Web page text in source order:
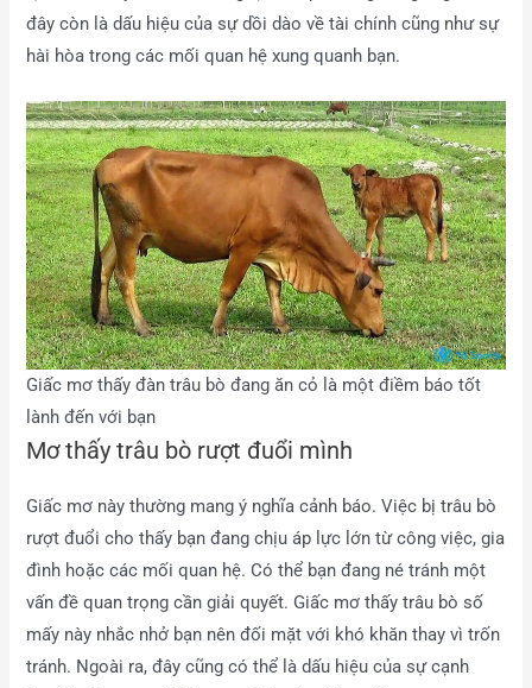
đây còn là dấu hiệu của sự dồi dào về tài chính cũng như sự
hài hòa trong các mối quan hệ xung quanh bạn.
Giấc mơ thấy đàn trâu bò đang ăn cỏ là một điềm báo tốt
lành đến với bạn
Mơ thấy trâu bò rượt đuổi mình
Giấc mơ này thường mang ý nghĩa cảnh báo. Việc bị trâu bò
rượt đuổi cho thấy bạn đang chịu áp lực lớn từ công việc, gia
đình hoặc các mối quan hệ. Có thể bạn đang né tránh một
vấn đề quan trọng cần giải quyết. Giấc mơ thấy trâu bò số
mấy này nhắc nhở bạn nên đối mặt với khó khăn thay vì trốn
tránh. Ngoài ra, đây cũng có thể là dấu hiệu của sự cạnh